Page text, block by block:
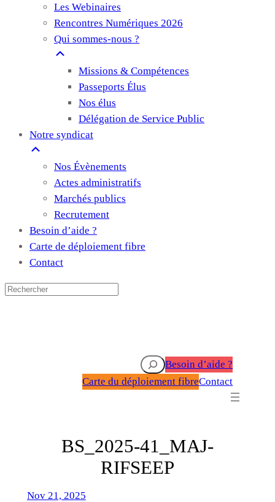
Les Webinaires
Rencontres Numériques 2026
Qui sommes-nous ?
Missions & Compétences
Passeports Élus
Nos élus
Délégation de Service Public
Notre syndicat
Nos Évènements
Actes administratifs
Marchés publics
Recrutement
Besoin d’aide ?
Carte de déploiement fibre
Contact
RechercherBesoin d’aide ?
Carte du déploiement fibreContact
BS_2025-41_MAJ-
RIFSEEP
Nov 21, 2025